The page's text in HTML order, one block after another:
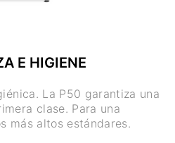
E HIGIENE
La P50 garantiza una
clase. Para una
más altos estándares.